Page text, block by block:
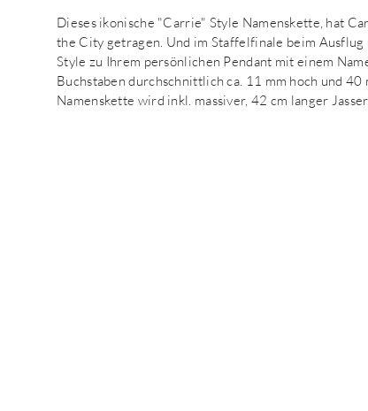
Dieses ikonische "Carrie" Style Namenskette, hat
the City getragen. Und im Staffelfinale beim Ausflug
Style zu Ihrem persönlichen Pendant mit einem
Buchstaben durchschnittlich ca. 11 mm hoch und
Namenskette wird inkl. massiver, 42 cm langer